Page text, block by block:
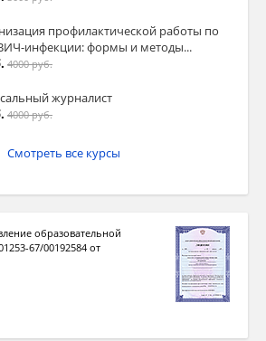
профилактической работы по
инфекции: формы и методы...
4000 руб.
журналист
4000 руб.
Смотреть все курсы
образовательной
67/00192584 от